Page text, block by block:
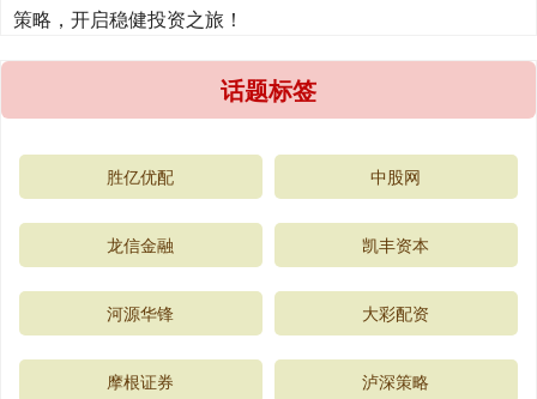
策略，开启稳健投资之旅！
话题标签
胜亿优配 中股网
龙信金融 凯丰资本
河源华锋 大彩配资
摩根证券 泸深策略